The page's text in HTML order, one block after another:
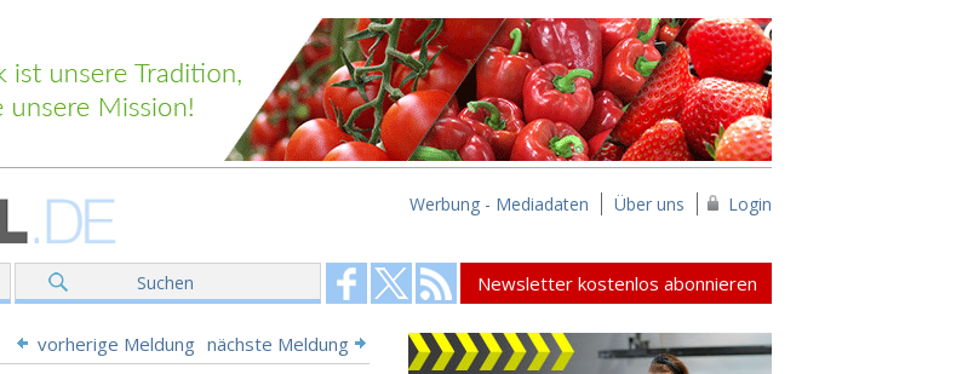
Werbung - Mediadaten Über uns Login
Suchen Newsletter kostenlos abonnieren
vorherige Meldung nächste Meldung